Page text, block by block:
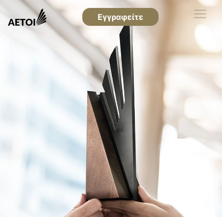
Εγγραφείτε